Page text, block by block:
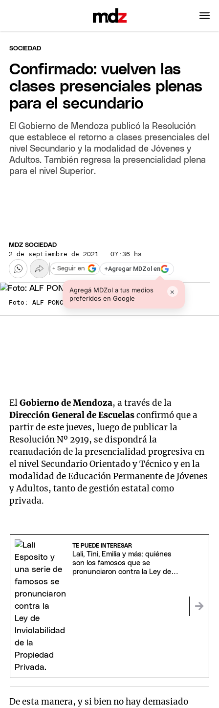
SOCIEDAD
Confirmado: vuelven las
clases presenciales plenas
para el secundario
El Gobierno de Mendoza publicó la Resolución
que establece el retorno a clases presenciales del
nivel Secundario y la modalidad de Jóvenes y
Adultos. También regresa la presencialidad plena
para el nivel Superior.
MDZ SOCIEDAD
2 de septiembre de 2021 · 07:36 hs
+Agregar MDZol en
Agregá MDZol a tus medios
preferidos en Google
×
+ Seguir en
Foto: ALF PONCE MERCADO / MDZ
ElGobierno de Mendoza, a través de la
Dirección General de Escuelasconfirmó que a
partir de este jueves, luego de publicar la
Resolución Nº 2919, se dispondrá la
reanudación de la presencialidad progresiva en
el nivel Secundario Orientado y Técnico y en la
modalidad de Educación Permanente de Jóvenes
y Adultos, tanto de gestión estatal como
privada.
TE PUEDE INTERESAR
Lali, Tini, Emilia y más: quiénes
son los famosos que se
pronunciaron contra la Ley de
De esta manera, y si bien no hay demasiado